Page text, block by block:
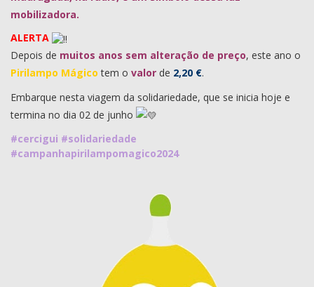
mobilizadora.
ALERTA
Depois de muitos anos sem alteração de preço, este ano o
Pirilampo Mágico tem o valor de 2,20 €.
Embarque nesta viagem da solidariedade, que se inicia hoje e
termina no dia 02 de junho
#cercigui #solidariedade
#campanhapirilampomagico2024